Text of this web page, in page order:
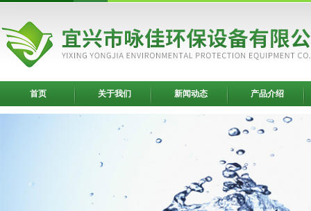
首页 关于我们 新闻动态 产品介绍